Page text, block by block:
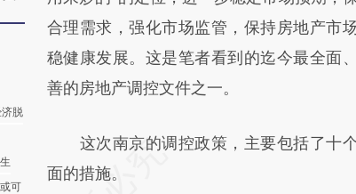
脱
可
合理需求，强化市场监管，保持房地产市
稳健康发展。这是笔者看到的迄今最全面
善的房地产调控文件之一。
这次南京的调控政策，主要包括了十
面的措施。